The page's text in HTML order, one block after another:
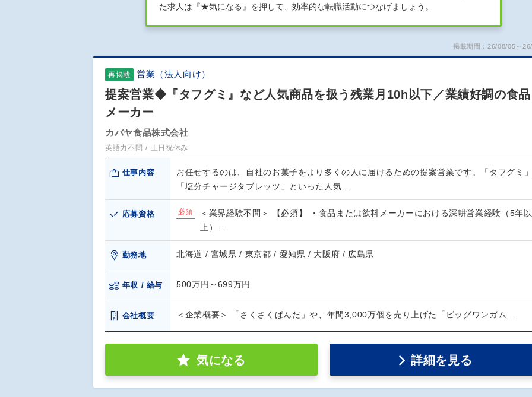
た求人は『★気になる』を押して、効率的な転職活動につなげましょう。
掲載期間：26/08/05～
再掲載 営業（法人向け）
提案営業◆『タフグミ』など人気商品を扱う残業月10h以下／業績好調の食品
メーカー
カバヤ食品株式会社
英語力不問 土日祝休み
仕事内容
お任せするのは、自社のお菓子をより多くの人に届けるための提案営業です。「タフグミ
「塩分チャージタブレッツ」といった人気…
応募資格 必須
＜業界経験不問＞ 【必須】 ・食品または飲料メーカーにおける深耕営業経験（5年以
上）…
勤務地 北海道 / 宮城県 / 東京都 / 愛知県 / 大阪府 / 広島県
年収 / 給与 500万円～699万円
会社概要 ＜企業概要＞ 「さくさくぱんだ」や、年間3,000万個を売り上げた「ビッグワンガム…
気になる 詳細を見る